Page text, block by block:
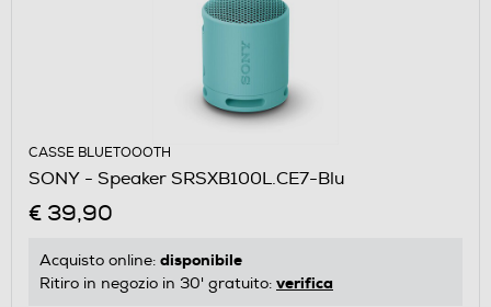
CASSE BLUETOOOTH
SONY - Speaker SRSXB100L.CE7-Blu
€ 39,90
Acquisto online: disponibile
Ritiro in negozio in 30' gratuito: verifica